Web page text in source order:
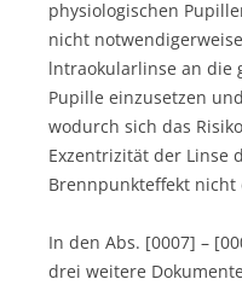
physiologischen
nicht
lntraokularlinse an die
Pupille einzusetzen
wodurch sich das
Exzentrizität der Linse
Brennpunkteffekt
In den Abs. [0007] –
drei weitere